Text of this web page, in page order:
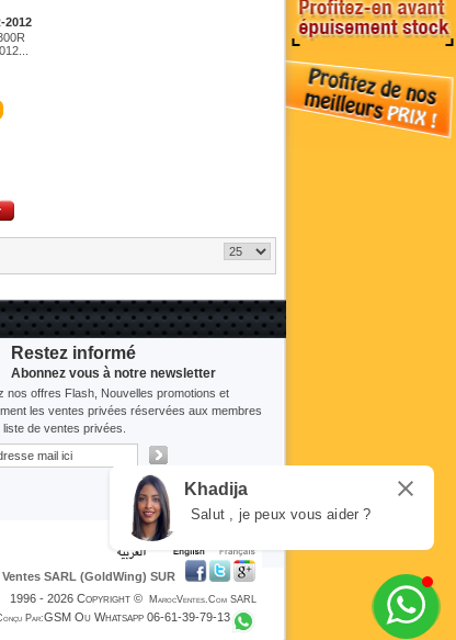
2012
Restez informé
Abonnez vous à notre newsletter
nos offres Flash, Nouvelles promotions et
les ventes privées réservées aux membres
de ventes privées.
Ventes SARL (GoldWing) SUR
1996 - 2026 Copyright ©
MarocVentes.Com SARL
Par:GSM Ou Whatsapp 06-61-39-79-13
Khadija
Salut , je peux vous aider ?